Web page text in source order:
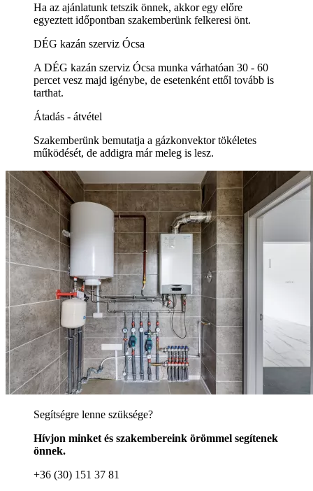
Ha az ajánlatunk tetszik önnek, akkor egy előre
egyeztett időpontban szakemberünk felkeresi önt.
DÉG kazán szerviz Ócsa
A DÉG kazán szerviz Ócsa munka várhatóan 30 - 60
percet vesz majd igénybe, de esetenként ettől tovább is
tarthat.
Átadás - átvétel
Szakemberünk bemutatja a gázkonvektor tökéletes
működését, de addigra már meleg is lesz.
Segítségre lenne szüksége?
Hívjon minket és szakembereink örömmel segítenek
önnek.
+36 (30) 151 37 81